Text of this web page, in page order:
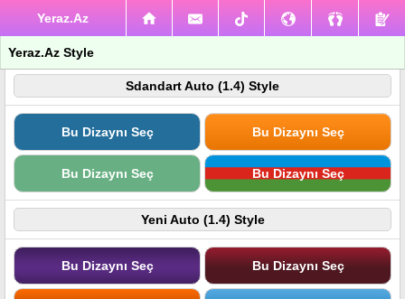
Yeraz.Az
Yeraz.Az Style
Sdandart Auto (1.4) Style
Bu Dizaynı Seç Bu Dizaynı Seç
Bu Dizaynı Seç Bu Dizaynı Seç
Yeni Auto (1.4) Style
Bu Dizaynı Seç Bu Dizaynı Seç